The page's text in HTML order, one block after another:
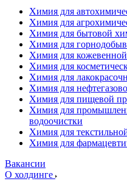
Химия для
Химия для
Химия для бытовой
Химия для
Химия для
Химия для
Химия для
Химия для
Химия для пищевой
Химия для
водоочистки
Химия для
Химия для
Вакансии
О холдинге